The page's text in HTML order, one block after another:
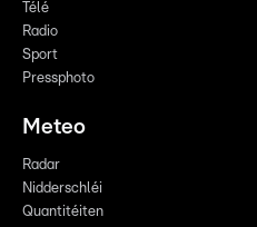
Télé
Radio
Sport
Pressphoto
Meteo
Radar
Nidderschléi
Quantitéiten